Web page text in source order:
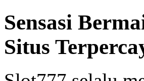
Sensasi
Situs